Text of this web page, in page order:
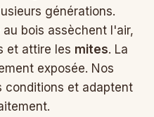
générations.
bois assèchent l'air,
et attire les mites. La
exposée. Nos
conditions et adaptent